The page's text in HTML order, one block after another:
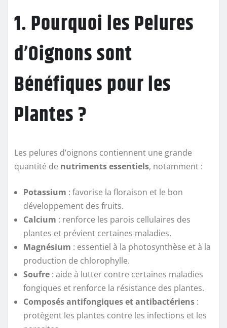
1. Pourquoi les Pelures
d’Oignons sont
Bénéfiques pour les
Plantes ?
Les pelures d’oignons contiennent une grande
quantité de nutriments essentiels, notamment :
Potassium : favorise la floraison et le bon
développement des fruits.
Calcium : renforce les parois cellulaires des
plantes et prévient certaines maladies.
Magnésium : essentiel à la photosynthèse et à la
production de chlorophylle.
Soufre : aide à lutter contre certaines maladies
fongiques et renforce la résistance des plantes.
Composés antifongiques et antibactériens :
protègent les plantes contre les infections et les